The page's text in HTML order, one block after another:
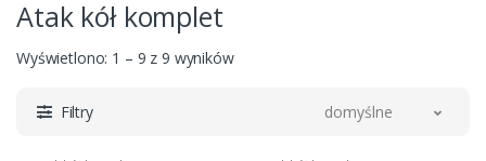
Atak kół komplet
Wyświetlono: 1 – 9 z 9 wyników
Filtry domyślne